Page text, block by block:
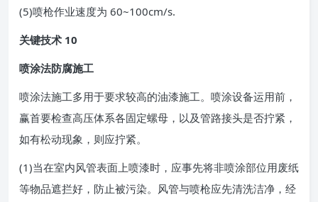
(5)喷枪作业速度为 60~100cm/s.
关键技术 10
喷涂法防腐施工
喷涂法施工多用于要求较高的油漆施工。喷涂设备运用前，
赢首要检查高压体系各固定螺母，以及管路接头是否拧紧，
如有松动现象，则应拧紧。
(1)当在室内风管表面上喷漆时，应事先将非喷涂部位用废纸
等物品遮拦好，防止被污染。风管与喷枪应先清洗洁净，经